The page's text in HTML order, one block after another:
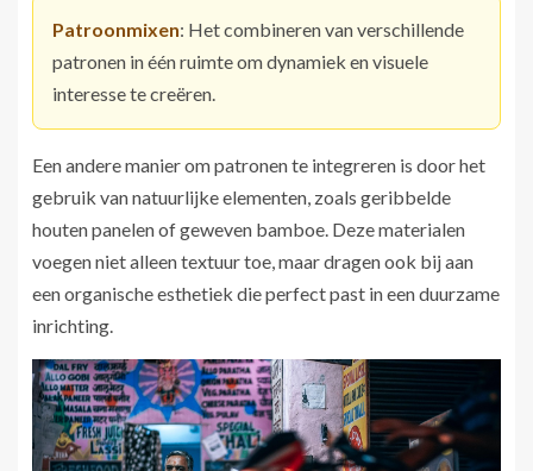
Patroonmixen: Het combineren van verschillende
patronen in één ruimte om dynamiek en visuele
interesse te creëren.
Een andere manier om patronen te integreren is door het
gebruik van natuurlijke elementen, zoals geribbelde
houten panelen of geweven bamboe. Deze materialen
voegen niet alleen textuur toe, maar dragen ook bij aan
een organische esthetiek die perfect past in een duurzame
inrichting.